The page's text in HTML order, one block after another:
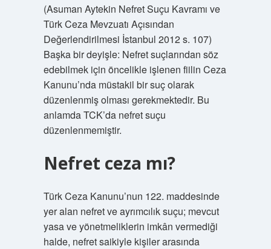
(Asuman Aytekin Nefret Suçu Kavramı ve
Türk Ceza Mevzuatı Açısından
Değerlendirilmesi İstanbul 2012 s. 107)
Başka bir deyişle: Nefret suçlarından söz
edebilmek için öncelikle işlenen fiilin Ceza
Kanunu’nda müstakil bir suç olarak
düzenlenmiş olması gerekmektedir. Bu
anlamda TCK’da nefret suçu
düzenlenmemiştir.
Nefret ceza mı?
Türk Ceza Kanunu’nun 122. maddesinde
yer alan nefret ve ayrımcılık suçu; mevcut
yasa ve yönetmeliklerin imkân vermediği
halde, nefret saikiyle kişiler arasında